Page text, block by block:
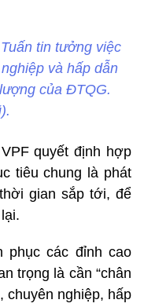
tin tưởng việc
và hấp dẫn
của ĐTQG.
quyết định hợp
tiêu chung là phát
gian sắp tới, để
phục các đỉnh cao
trọng là cần “chân
chuyên nghiệp, hấp